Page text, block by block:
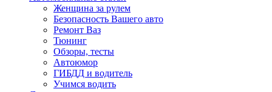
Женщина за рулем
Безопасность Вашего авто
Ремонт Ваз
Тюнинг
Обзоры, тесты
Автоюмор
ГИБДД и водитель
Учимся водить